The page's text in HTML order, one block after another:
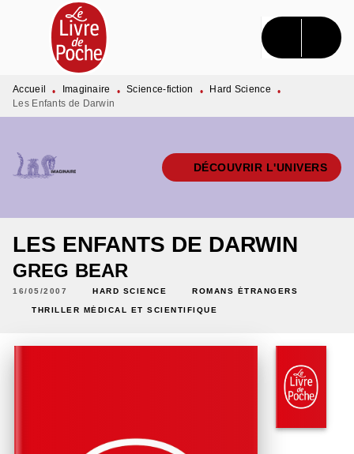
MENU RECHERCHE CONTENU
PIED DE PAGE
Accueil • Imaginaire • Science-fiction • Hard Science
•
Les Enfants de Darwin
DÉCOUVRIR L'UNIVERS
LES ENFANTS DE DARWIN
GREG BEAR
16/05/2007 HARD SCIENCE ROMANS ÉTRANGERS
THRILLER MÉDICAL ET SCIENTIFIQUE